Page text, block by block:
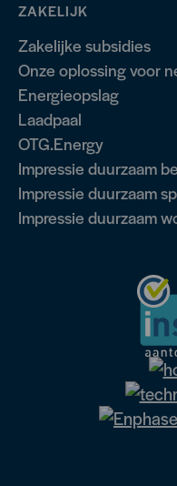
ZAKELIJK
Zakelijke subsidies
Onze oplossing voor
Energieopslag
Laadpaal
OTG.Energy
Impressie duurzaam
Impressie duurzaam
Impressie duurzaam